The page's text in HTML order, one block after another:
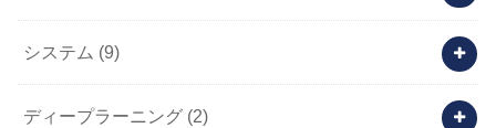
システム (9)
ディープラーニング (2)